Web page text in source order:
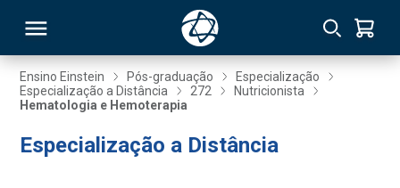
Ensino Einstein Pós-graduação
Especialização
Especialização a Distância
272
Nutricionista
Hematologia e Hemoterapia
Especialização a Distância